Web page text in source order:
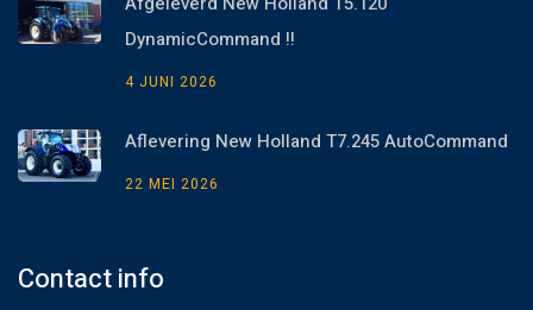
DynamicCommand !!
4 JUNI 2026
Aflevering New Holland T7.245 AutoCommand
22 MEI 2026
Contact info